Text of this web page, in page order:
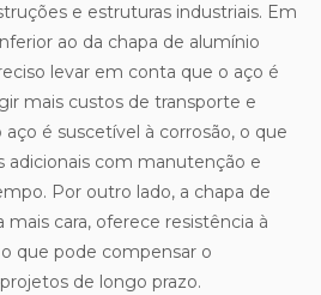
e estruturas industriais. Em
ao da chapa de alumínio
levar em conta que o aço é
mais custos de transporte e
aço é suscetível à corrosão, o que
adicionais com manutenção e
Por outro lado, a chapa de
cara, oferece resistência à
que pode compensar o
de longo prazo.